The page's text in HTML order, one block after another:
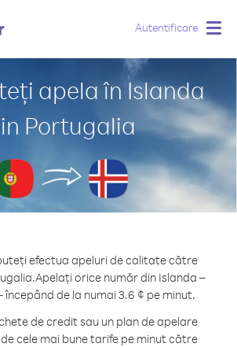
Autentificare
apela în Islanda
Portugalia
efectua apeluri de calitate către
Apelați orice număr din Islanda –
începând de la numai 3.6 ¢ pe minut.
de credit sau un plan de apelare
cele mai bune tarife pe minut către